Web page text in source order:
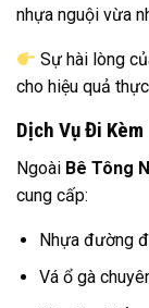
nhựa nguội vừa
Sự hài lòng
cho hiệu quả
Dịch Vụ Đi Kèm
Ngoài Bê Tông
cung cấp:
Nhựa đường
Vá ổ gà